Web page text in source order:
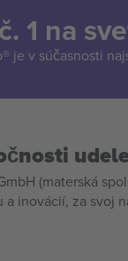
1 na
je v súčasnosti
(materská
inovácií, za svoj